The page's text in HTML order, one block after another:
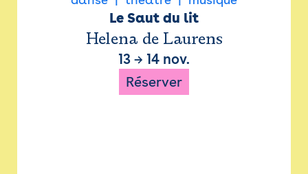
Le Saut du lit
Helena de Laurens
13 → 14 nov.
Réserver